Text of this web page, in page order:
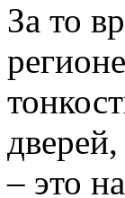
За то
– это